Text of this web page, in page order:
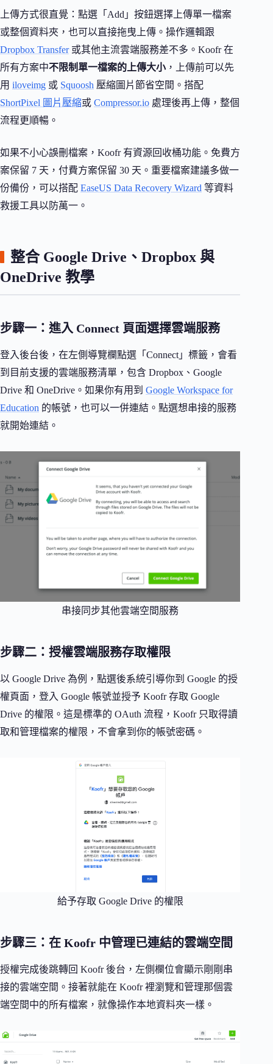
上傳方式很直覺：點選「Add」按鈕選擇上傳單一檔案
或整個資料夾，也可以直接拖曳上傳。操作邏輯跟
Dropbox Transfer或其他主流雲端服務差不多。Koofr 在
所有方案中不限制單一檔案的上傳大小，上傳前可以先
用 iloveimg 或 Squoosh 壓縮圖片節省空間。搭配
ShortPixel 圖片壓縮或 Compressor.io 處理後再上傳，整個
流程更順暢。
如果不小心誤刪檔案，Koofr 有資源回收桶功能。免費方
案保留 7 天，付費方案保留 30 天。重要檔案建議多做一
份備份，可以搭配 EaseUS Data Recovery Wizard 等資料
救援工具以防萬一。
整合 Google Drive、Dropbox 與
OneDrive 教學
步驟一：進入 Connect 頁面選擇雲端服務
登入後台後，在左側導覽欄點選「Connect」標籤，會看
到目前支援的雲端服務清單，包含 Dropbox、Google
Drive 和 OneDrive。如果你有用到 Google Workspace for
Education 的帳號，也可以一併連結。點選想串接的服務
就開始連結。
串接同步其他雲端空間服務
步驟二：授權雲端服務存取權限
以 Google Drive 為例，點選後系統引導你到 Google 的授
權頁面，登入 Google 帳號並授予 Koofr 存取 Google
Drive 的權限。這是標準的 OAuth 流程，Koofr 只取得讀
取和管理檔案的權限，不會拿到你的帳號密碼。
給予存取 Google Drive 的權限
步驟三：在 Koofr 中管理已連結的雲端空間
授權完成後跳轉回 Koofr 後台，左側欄位會顯示剛剛串
接的雲端空間。接著就能在 Koofr 裡瀏覽和管理那個雲
端空間中的所有檔案，就像操作本地資料夾一樣。